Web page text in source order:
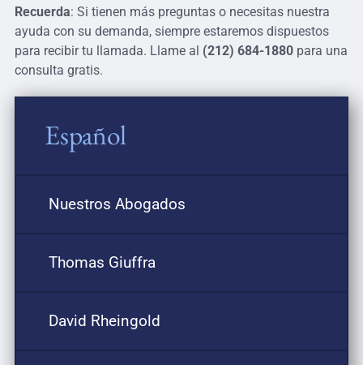
Español
Nuestros Abogados
Thomas Giuffra
David Rheingold
Recuerda: Si tienen más preguntas o necesitas nuestra
ayuda con su demanda, siempre estaremos dispuestos
para recibir tu llamada. Llame al (212) 684-1880para una
consulta gratis.